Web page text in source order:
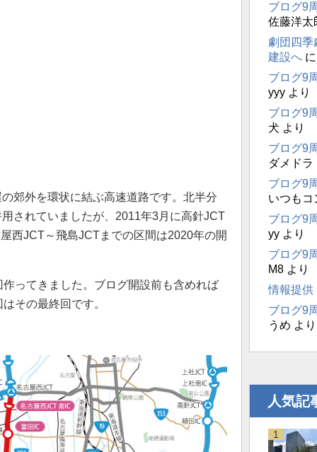
郊外を環状に結ぶ高速道路です。北半分
されていましたが、2011年3月に高針JCT
西JCT～飛島JCTまでの区間は2020年の開
ってきました。ブログ開設前も含めれば
その最終回です。
ブログ9
佐藤洋太
劇団四季
建設へ
ブログ9
yyyより
ブログ9
犬 より
ブログ9
ダメドラ
ブログ9
いつもコ
ブログ9
yyより
ブログ9
M8より
情報提供
ブログ9
うめ より
人気記